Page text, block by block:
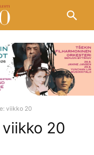
viikko 20
20